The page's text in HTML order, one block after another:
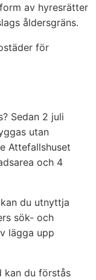
av hyresrätter
åldersgräns.
för
Sedan 2 juli
utan
Attefallshuset
och 4
du utnyttja
sök- och
lägga upp
kan du förstås